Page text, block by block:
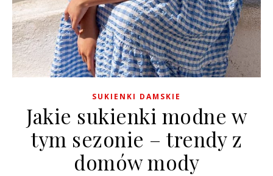
SUKIENKI DAMSKIE
Jakie sukienki modne w
tym sezonie – trendy z
domów mody